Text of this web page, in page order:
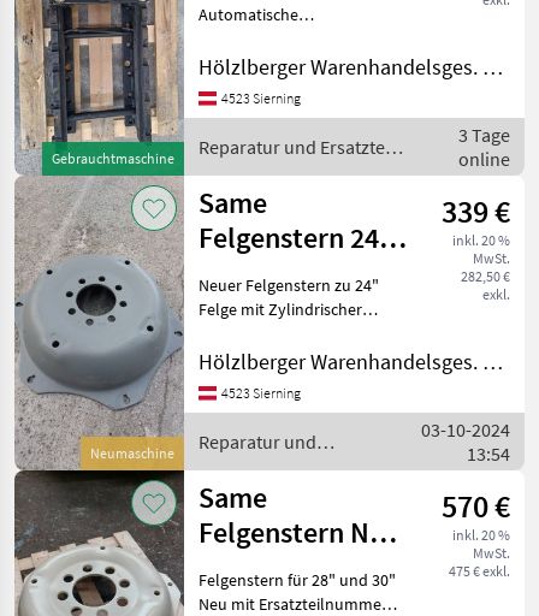
Gebrauchtmaschine
Automatische
Walterscheid mit Schlitten
passend zu Same Explorer
und Antares. Lochbild
Ersatzteile
Hölzlberger Warenhandelsges. m. b. H.
4523 Sierning
Reparatur und Ersatzteile
/ Same
3 Tage
online
Neumaschine
Same
Felgenstern 24"
NEU
339 €
inkl. 20 %
MwSt.
282,50 €
exkl.
Neuer Felgenstern zu 24"
Felge mit Zylindrischer
mm Mittelbohrung 110mm
Passend zu Same,
Lamborghini, Deutz-Fahr,
Hölzlberger Warenhandelsges. m. b. H.
4523 Sierning
Reparatur und
Ersatzteile / Same
03-10-2024
13:54
Same
Felgenstern Neu
30" und 28"
570 €
inkl. 20 %
MwSt.
475 € exkl.
Felgenstern für 28" und 30"
Neu mit Ersatzteilnummer: